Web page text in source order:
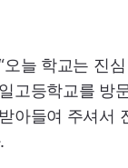
오늘 학교는 진
고등학교를 방
아들여 주셔서